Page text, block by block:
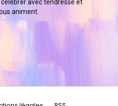
avec tendresse et
animent.